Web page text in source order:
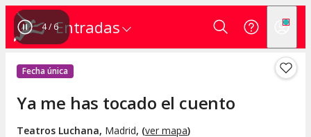
Entradas
5/ 6
Fecha única
Ya me has tocado el cuento
Teatros Luchana, Madrid, (ver mapa)